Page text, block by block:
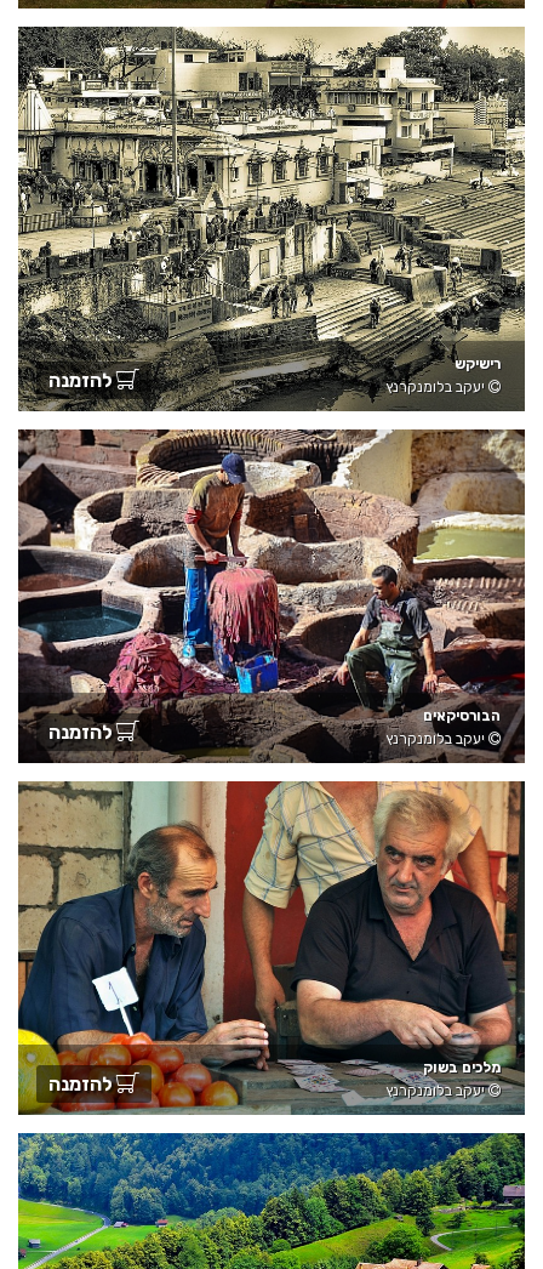
רישיקש
יעקב בלומנקרנץ
להזמנה
הבורסיקאים
יעקב בלומנקרנץ
להזמנה
מלכים בשוק
יעקב בלומנקרנץ
להזמנה